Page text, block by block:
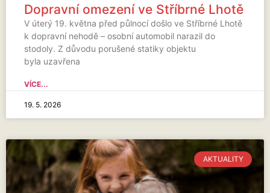
Dopravní omezení ve Stříbrné Lhotě
V úterý 19. května před půlnocí došlo ve Stříbrné Lhotě
k dopravní nehodě – osobní automobil narazil do
stodoly. Z důvodu porušené statiky objektu
byla uzavřena
VÍCE...
19. 5. 2026
AKTUALITY